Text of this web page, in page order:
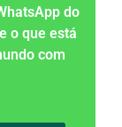
do
o que está
com